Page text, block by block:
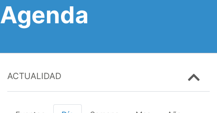
Agenda
ACTUALIDAD